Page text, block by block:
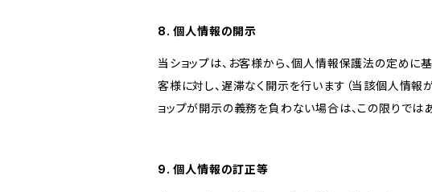
8. 個人情報の開示
当ショップは、お客様から、個人情報保護法の定め
客様に対し、遅滞なく開示を行います（当該個人情報
ョップが開示の義務を負わない場合は、この限りではあ
9. 個人情報の訂正等